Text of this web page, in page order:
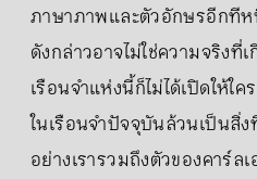
ภาษาภาพและตัวอักษรอีกที
ดังกล่าวอาจไม่ใช่ความจริงที่
เรือนจำแห่งนี้ก็ไม่ได้เปิดให้ใ
ในเรือนจำปัจจุบันล้วนเป็นสิ่
อย่างเรารวมถึงตัวของคาร์